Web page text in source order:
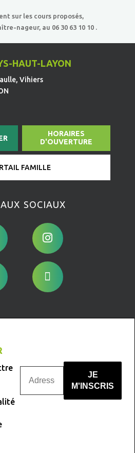
sur les cours proposés,
nageur, au 06 30 63 10 10 .
HAUT-LAYON
Vihiers
HORAIRES
D'OUVERTURE
FAMILLE
sociaux